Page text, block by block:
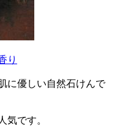
り
に優しい自然石けんで
気です。